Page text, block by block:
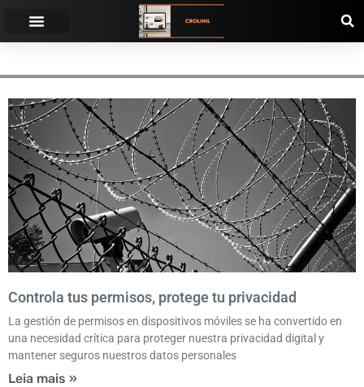
Controla tus permisos, protege tu privacidad
La gestión de permisos en dispositivos móviles se ha convertido en
una necesidad crítica para proteger nuestra privacidad digital y
mantener seguros nuestros datos personales
Leia mais »